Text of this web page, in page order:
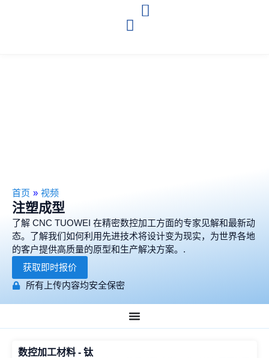
首页 » 视频
注塑成型
了解 CNC TUOWEI 在精密数控加工方面的专家见解和最新动
态。了解我们如何利用先进技术将设计变为现实，为世界各地
的客户提供高质量的原型和生产解决方案。.
获取即时报价
所有上传内容均安全保密
数控加工材料 - 钛